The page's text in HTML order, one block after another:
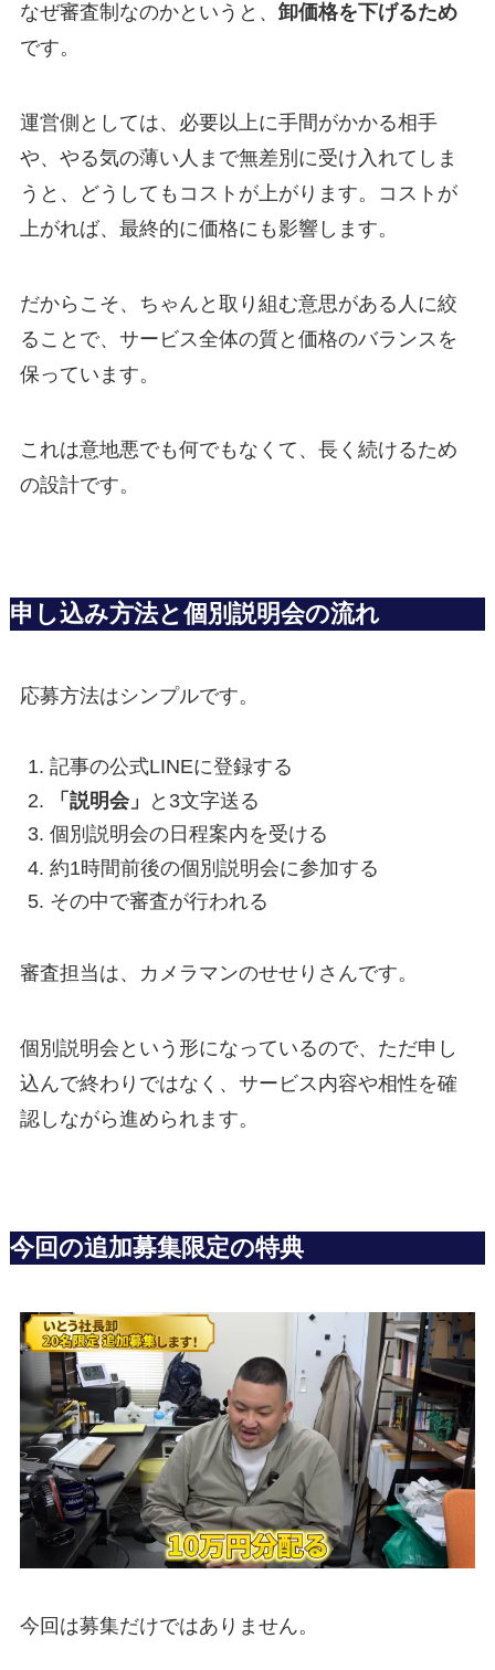
なぜ審査制なのかというと、 卸価格を下げるため
です。
運営側としては、必要以上に手間がかかる相手
や、やる気の薄い人まで無差別に受け入れてしま
うと、どうしてもコストが上がります。コストが
上がれば、最終的に価格にも影響します。
だからこそ、ちゃんと取り組む意思がある人に絞
ることで、サービス全体の質と価格のバランスを
保っています。
これは意地悪でも何でもなくて、長く続けるため
の設計です。
申し込み方法と個別説明会の流れ
応募方法はシンプルです。
記事の公式LINEに登録する
「説明会」
と3文字送る
個別説明会の日程案内を受ける
約1時間前後の個別説明会に参加する
その中で審査が行われる
審査担当は、カメラマンのせせりさんです。
個別説明会という形になっているので、ただ申し
込んで終わりではなく、サービス内容や相性を確
認しながら進められます。
今回の追加募集限定の特典
今回は募集だけではありません。